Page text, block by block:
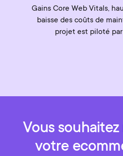
Gains Core Web Vitals,
baisse des coûts de
projet est piloté
Vous
votre